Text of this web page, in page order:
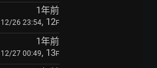
1年前
12/26 23:54, 12F
1年前
12/27 00:49, 13F